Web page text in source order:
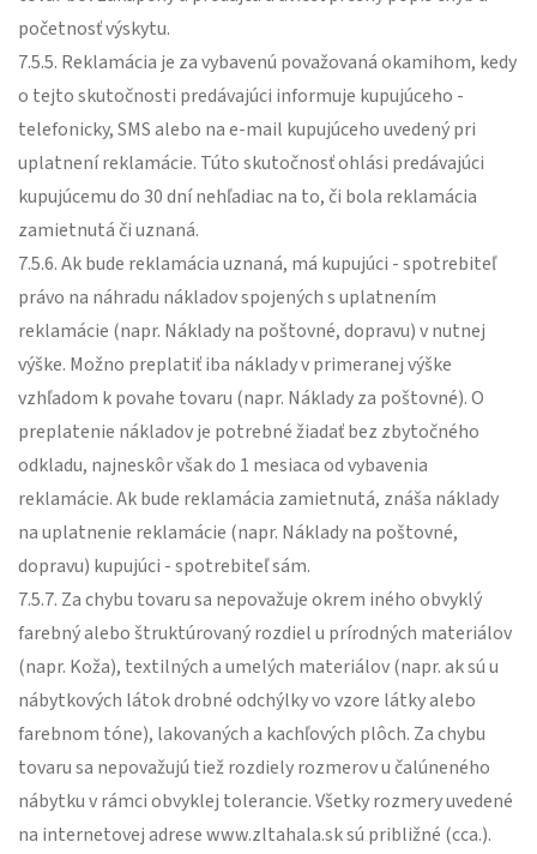
početnosť výskytu.
7.5.5. Reklamácia je za vybavenú považovaná okamihom, kedy
o tejto skutočnosti predávajúci informuje kupujúceho -
telefonicky, SMS alebo na e-mail kupujúceho uvedený pri
uplatnení reklamácie. Túto skutočnosť ohlási predávajúci
kupujúcemu do 30 dní nehľadiac na to, či bola reklamácia
zamietnutá či uznaná.
7.5.6. Ak bude reklamácia uznaná, má kupujúci - spotrebiteľ
právo na náhradu nákladov spojených s uplatnením
reklamácie (napr. Náklady na poštovné, dopravu) v nutnej
výške. Možno preplatiť iba náklady v primeranej výške
vzhľadom k povahe tovaru (napr. Náklady za poštovné). O
preplatenie nákladov je potrebné žiadať bez zbytočného
odkladu, najneskôr však do 1 mesiaca od vybavenia
reklamácie. Ak bude reklamácia zamietnutá, znáša náklady
na uplatnenie reklamácie (napr. Náklady na poštovné,
dopravu) kupujúci - spotrebiteľ sám.
7.5.7. Za chybu tovaru sa nepovažuje okrem iného obvyklý
farebný alebo štruktúrovaný rozdiel u prírodných materiálov
(napr. Koža), textilných a umelých materiálov (napr. ak sú u
nábytkových látok drobné odchýlky vo vzore látky alebo
farebnom tóne), lakovaných a kachľových plôch. Za chybu
tovaru sa nepovažujú tiež rozdiely rozmerov u čalúneného
nábytku v rámci obvyklej tolerancie. Všetky rozmery uvedené
na internetovej adrese www.zltahala.sk sú približné (cca.).